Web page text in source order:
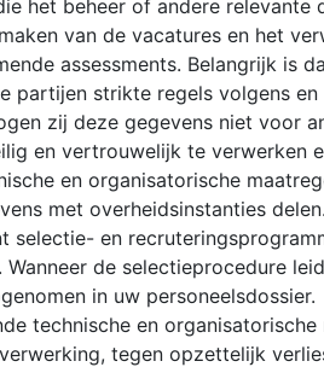
het beheer of andere relevante
van de vacatures en het
assessments. Belangrijk is
partijen strikte regels volgens
zij deze gegevens niet voor
en vertrouwelijk te verwerken
en organisatorische
met overheidsinstanties delen.
selectie- en
de selectieprocedure
in uw personeelsdossier.
technische en
tegen opzettelijk